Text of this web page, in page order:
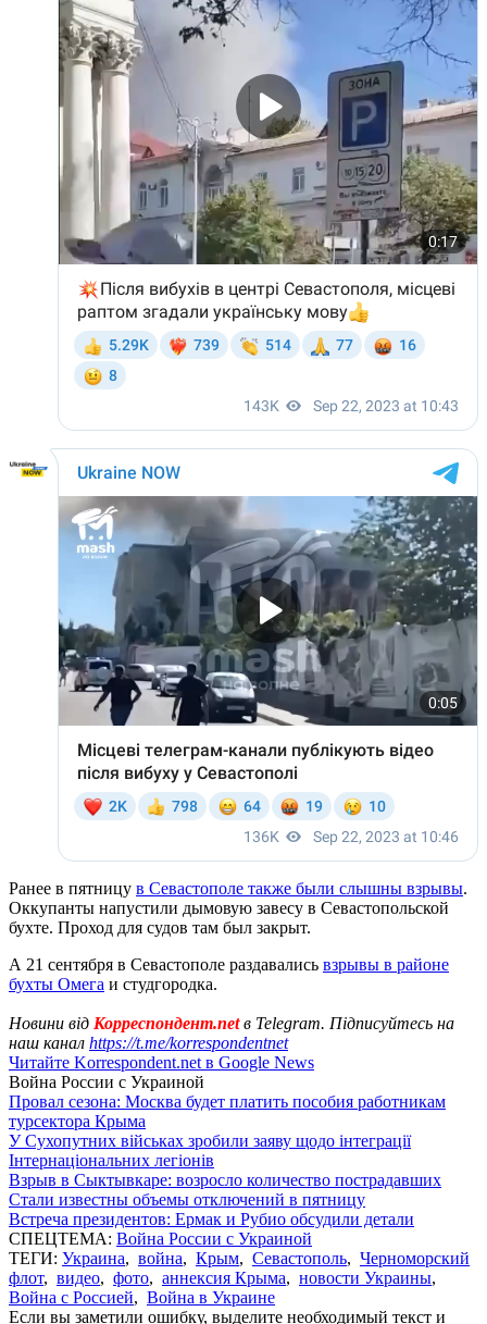
Ранее в пятницу в Севастополе также были слышны взрывы.
Оккупанты напустили дымовую завесу в Севастопольской
бухте. Проход для судов там был закрыт.
А 21 сентября в Севастополе раздавались взрывы в районе
бухты Омега и студгородка.
Новини від Корреспондент.netв Telegram. Підписуйтесь на
наш канал https://t.me/korrespondentnet
Читайте Korrespondent.net в Google News
Война России с Украиной
Провал сезона: Москва будет платить пособия работникам
турсектора Крыма
У Сухопутних військах зробили заяву щодо інтеграції
Інтернаціональних легіонів
Взрыв в Сыктывкаре: возросло количество пострадавших
Стали известны объемы отключений в пятницу
Встреча президентов: Ермак и Рубио обсудили детали
СПЕЦТЕМА: Война России с Украиной
ТЕГИ: Украина, война, Крым, Севастополь, Черноморский
флот, видео, фото, аннексия Крыма, новости Украины,
Война с Россией, Война в Украине
Если вы заметили ошибку, выделите необходимый текст и